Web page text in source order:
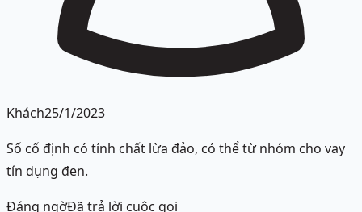
Khách25/1/2023
Số cố định có tính chất lừa đảo, có thể từ nhóm cho vay
tín dụng đen.
Đáng ngờĐã trả lời cuộc gọi